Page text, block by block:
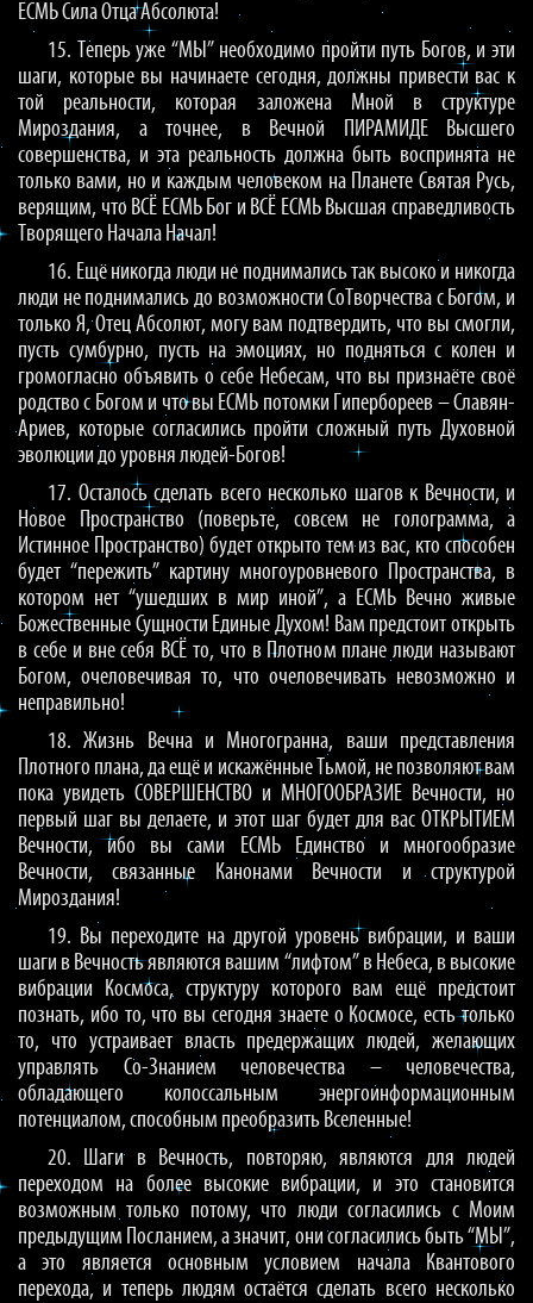
ЕСМЬ Сила Отца Абсолюта!
15. Теперь уже “МЫ” необходимо пройти путь Богов, и эти
шаги, которые вы начинаете сегодня, должны привести вас к
той реальности, которая заложена Мной в структуре
Мироздания, а точнее, в Вечной ПИРАМИДЕ Высшего
совершенства, и эта реальность должна быть воспринята не
только вами, но и каждым человеком на Планете Святая Русь,
верящим, что ВСЁ ЕСМЬ Бог и ВСЁ ЕСМЬ Высшая справедливость
Творящего Начала Начал!
16. Ещё никогда люди не поднимались так высоко и никогда
люди не поднимались до возможности СоТворчества с Богом, и
только Я, Отец Абсолют, могу вам подтвердить, что вы смогли,
пусть сумбурно, пусть на эмоциях, но подняться с колен и
громогласно объявить о себе Небесам, что вы признаёте своё
родство с Богом и что вы ЕСМЬ потомки Гипербореев – Славян-
Ариев, которые согласились пройти сложный путь Духовной
эволюции до уровня людей-Богов!
17. Осталось сделать всего несколько шагов к Вечности, и
Новое Пространство (поверьте, совсем не голограмма, а
Истинное Пространство) будет открыто тем из вас, кто способен
будет “пережить” картину многоуровневого Пространства, в
котором нет “ушедших в мир иной”, а ЕСМЬ Вечно живые
Божественные Сущности Единые Духом! Вам предстоит открыть
в себе и вне себя ВСЁ то, что в Плотном плане люди называют
Богом, очеловечивая то, что очеловечивать невозможно и
неправильно!
18. Жизнь Вечна и Многогранна, ваши представления
Плотного плана, да ещё и искажённые Тьмой, не позволяют вам
пока увидеть СОВЕРШЕНСТВО и МНОГООБРАЗИЕ Вечности, но
первый шаг вы делаете, и этот шаг будет для вас ОТКРЫТИЕМ
Вечности, ибо вы сами ЕСМЬ Единство и многообразие
Вечности, связанные Канонами Вечности и структурой
Мироздания!
19. Вы переходите на другой уровень вибрации, и ваши
шаги в Вечность являются вашим “лифтом” в Небеса, в высокие
вибрации Космоса, структуру которого вам ещё предстоит
познать, ибо то, что вы сегодня знаете о Космосе, есть только
то, что устраивает власть предержащих людей, желающих
управлять Со-Знанием человечества – человечества,
обладающего колоссальным энергоинформационным
потенциалом, способным преобразить Вселенные!
20. Шаги в Вечность, повторяю, являются для людей
переходом на более высокие вибрации, и это становится
возможным только потому, что люди согласились с Моим
предыдущим Посланием, а значит, они согласились быть “МЫ”,
а это является основным условием начала Квантового
перехода, и теперь людям остаётся сделать всего несколько